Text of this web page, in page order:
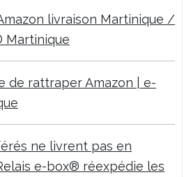
livraison Martinique /
Martinique
de rattraper Amazon | e-
ne livrent pas en
e-box® réexpédie les